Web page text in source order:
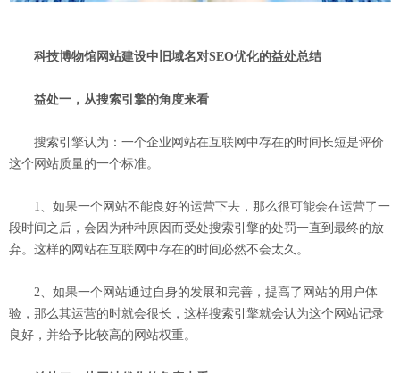
科技博物馆网站建设中旧域名对SEO优化的益处总结
益处一，从搜索引擎的角度来看
搜索引擎认为：一个企业网站在互联网中存在的时间长短是评价
这个网站质量的一个标准。
1、如果一个网站不能良好的运营下去，那么很可能会在运营了一
段时间之后，会因为种种原因而受处搜索引擎的处罚一直到最终的放
弃。这样的网站在互联网中存在的时间必然不会太久。
2、如果一个网站通过自身的发展和完善，提高了网站的用户体
验，那么其运营的时就会很长，这样搜索引擎就会认为这个网站记录
良好，并给予比较高的网站权重。